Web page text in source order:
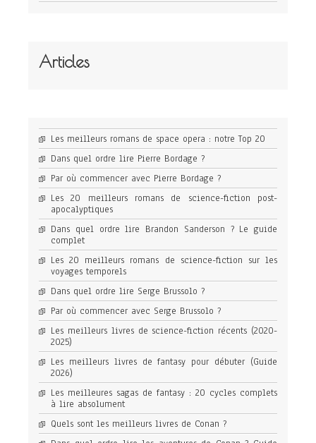
Articles
Les meilleurs romans de space opera : notre Top 20
Dans quel ordre lire Pierre Bordage ?
Par où commencer avec Pierre Bordage ?
Les 20 meilleurs romans de science-fiction post-
apocalyptiques
Dans quel ordre lire Brandon Sanderson ? Le guide
complet
Les 20 meilleurs romans de science-fiction sur les
voyages temporels
Dans quel ordre lire Serge Brussolo ?
Par où commencer avec Serge Brussolo ?
Les meilleurs livres de science-fiction récents (2020-
2025)
Les meilleurs livres de fantasy pour débuter (Guide
2026)
Les meilleures sagas de fantasy : 20 cycles complets
à lire absolument
Quels sont les meilleurs livres de Conan ?